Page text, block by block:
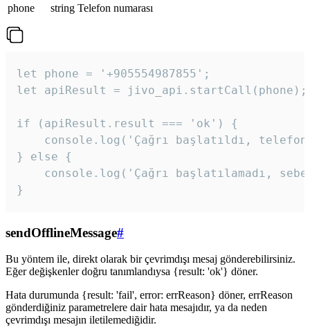
phone
string Telefon numarası
let phone = '+905554987855';
let apiResult = jivo_api.startCall(phone);
if (apiResult.result === 'ok') {
console.log('Çağrı başlatıldı,
} else {
console.log('Çağrı başlatılamadı,
}
sendOfflineMessage#
Bu yöntem ile, direkt olarak bir çevrimdışı mesaj gönderebilirsiniz.
Eğer değişkenler doğru tanımlandıysa {result: 'ok'} döner.
Hata durumunda {result: 'fail', error: errReason} döner, errReason
gönderdiğiniz parametrelere dair hata mesajıdır, ya da neden
çevrimdışı mesajın iletilemediğidir.